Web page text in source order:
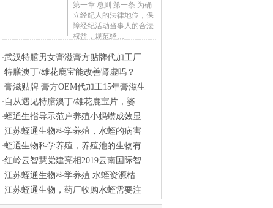
第一章 总则 第一条 为确
立经纪人的法律地位，保
障经纪活动当事人的合法
权益，规范经…
·武汉特膳男女膏滋膏方贴牌代加工厂
·特膳澳丁/雄花鹿宝能改善肾虚吗？
·膏滋贴牌 膏方OEM代加工15年膏滋生
· 自从遇见特膳澳丁/雄花鹿宝片，婆
·蛭通生指导示范户养殖小蚂蟥成效显
·江苏蛭通生物科学养殖，水蛭的病害
·蛭通生物科学养殖，养殖池的生物有
·红岭云智慧党建亮相2019云南国际智
·江苏蛭通生物科学养殖 水蛭资源枯
·江苏蛭通生物，药厂收购水蛭需要注